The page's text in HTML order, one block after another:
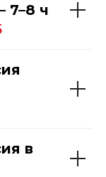
7–8 ч
в